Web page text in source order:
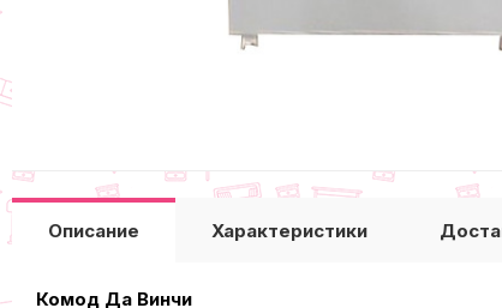
Описание Характеристики
Комод Да Винчи